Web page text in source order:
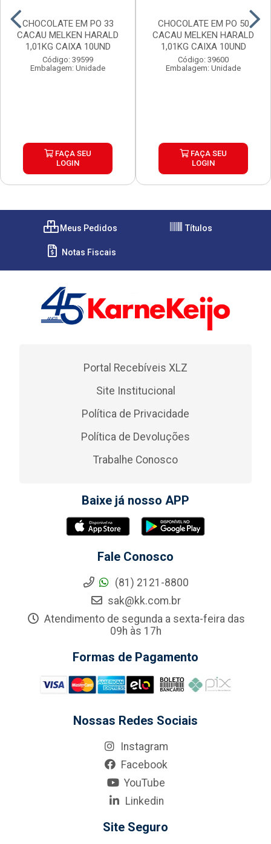
CHOCOLATE EM PO 33
CACAU MELKEN HARALD
1,01KG CAIXA 10UND
Código: 39599
Embalagem: Unidade
FAÇA SEU
LOGIN
CHOCOLATE EM PO 50
CACAU MELKEN HARALD
1,01KG CAIXA 10UND
Código: 39600
Embalagem: Unidade
FAÇA SEU
LOGIN
Meus Pedidos Títulos
Notas Fiscais
Portal Recebíveis XLZ
Site Institucional
Política de Privacidade
Política de Devoluções
Trabalhe Conosco
Baixe já nosso APP
Fale Conosco
(81) 2121-8800
sak@kk.com.br
Atendimento de segunda a sexta-feira das
09h às 17h
Formas de Pagamento
Nossas Redes Sociais
Instagram
Facebook
YouTube
Linkedin
Site Seguro